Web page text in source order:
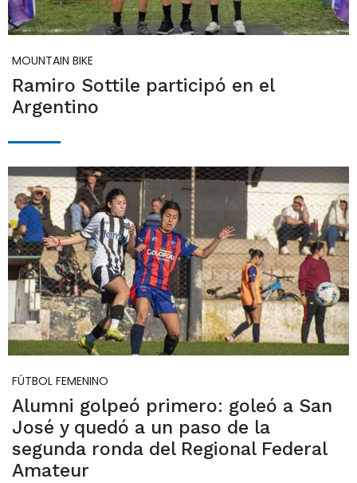
MOUNTAIN BIKE
Ramiro Sottile participó en el
Argentino
FÚTBOL FEMENINO
Alumni golpeó primero: goleó a San
José y quedó a un paso de la
segunda ronda del Regional Federal
Amateur